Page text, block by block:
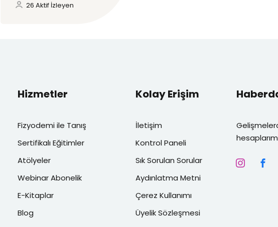
26 Aktif İzleyen
Hizmetler
Fizyodemi ile Tanış
Sertifikalı Eğitimler
Atölyeler
Webinar Abonelik
E-Kitaplar
Blog
Kolay Erişim
İletişim
Kontrol Paneli
Sık Sorulan Sorular
Aydınlatma Metni
Çerez Kullanımı
Üyelik Sözleşmesi